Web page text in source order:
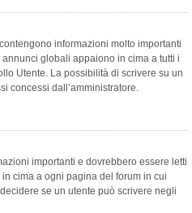
informazioni molto importanti
globali appaiono in cima a tutti i
Utente. La possibilità di scrivere su un
concessi dall’amministratore.
importanti e dovrebbero essere letti
cima a ogni pagina del forum in cui
se un utente può scrivere negli